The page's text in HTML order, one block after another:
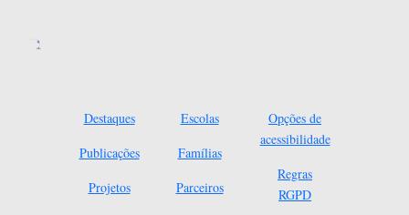
Destaques
Publicações
Projetos
Escolas
Famílias
Parceiros
Opções de
acessibilidade
Regras
RGPD